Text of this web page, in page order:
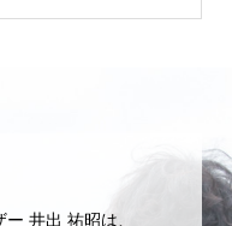
井出 祐昭は、